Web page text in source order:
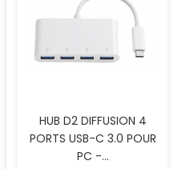
HUB D2 DIFFUSION 4
PORTS USB-C 3.0 POUR
PC -...